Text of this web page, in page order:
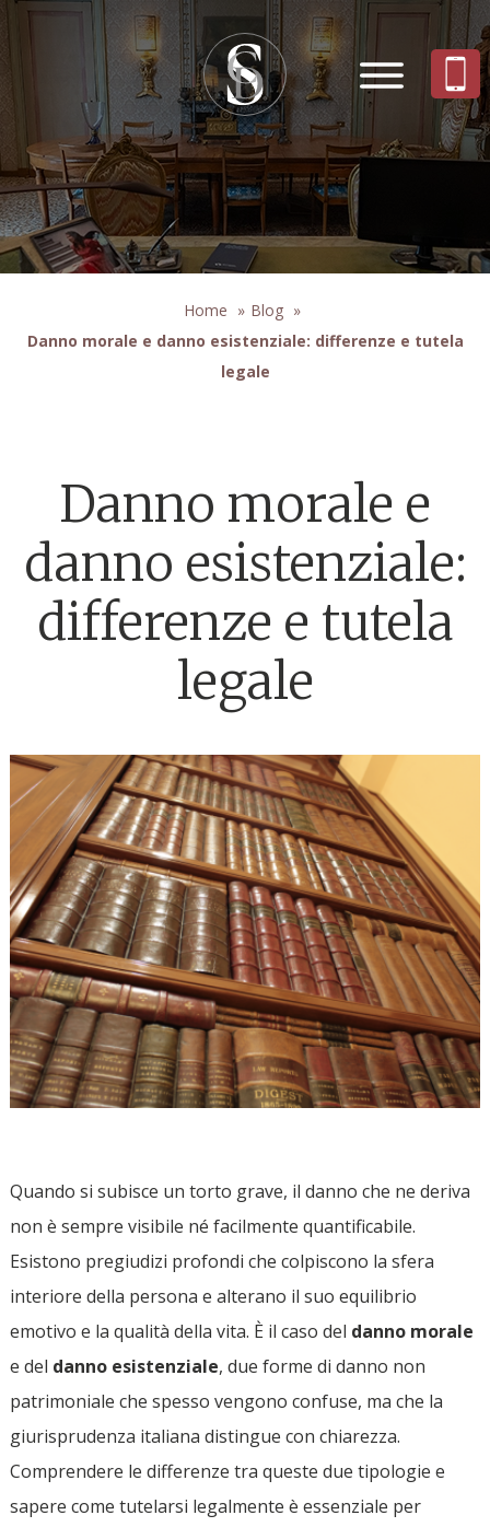
Home » Blog »
Danno morale e danno esistenziale: differenze e tutela
legale
Danno morale e
danno esistenziale:
differenze e tutela
legale
Quando si subisce un torto grave, il danno che ne deriva
non è sempre visibile né facilmente quantificabile.
Esistono pregiudizi profondi che colpiscono la sfera
interiore della persona e alterano il suo equilibrio
emotivo e la qualità della vita. È il caso del danno morale
e del danno esistenziale, due forme di danno non
patrimoniale che spesso vengono confuse, ma che la
giurisprudenza italiana distingue con chiarezza.
Comprendere le differenze tra queste due tipologie e
sapere come tutelarsi legalmente è essenziale per